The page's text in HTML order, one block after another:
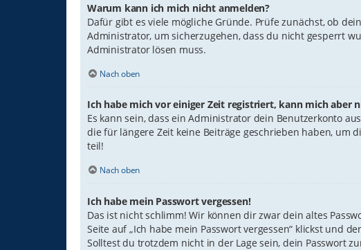
Warum kann ich mich nicht anmelden?
Dafür gibt es viele mögliche Gründe. Prüfe zunächst, ob
Administrator, um sicherzugehen, dass du nicht gesperrt
Administrator lösen muss.
Nach oben
Ich habe mich vor einiger Zeit registriert, kann mich aber
Es kann sein, dass ein Administrator dein Benutzerkonto
die für längere Zeit keine Beiträge geschrieben haben, um
teil!
Nach oben
Ich habe mein Passwort vergessen!
Das ist nicht schlimm! Wir können dir zwar dein altes
Seite auf „Ich habe mein Passwort vergessen“ klickst und
Solltest du trotzdem nicht in der Lage sein, dein Passwort